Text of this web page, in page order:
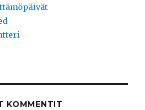
KOMMENTIT